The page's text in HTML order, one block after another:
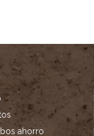
ahorro